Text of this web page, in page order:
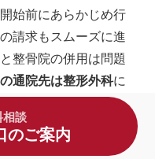
始前にあらかじめ行
請求もスムーズに進
整骨院の併用は問題
通院先は整形外科に
と整骨院の違いに注目
相談
のご案内